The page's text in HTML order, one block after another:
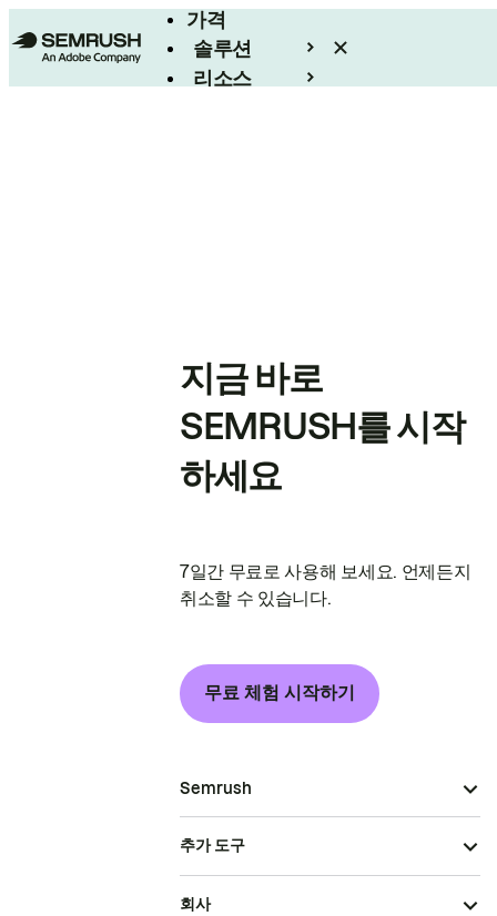
가격
솔루션
리소스
지금 바로
SEMRUSH를 시작
하세요
7일간 무료로 사용해 보세요. 언제든지
취소할 수 있습니다.
무료 체험 시작하기
Semrush
추가 도구
회사